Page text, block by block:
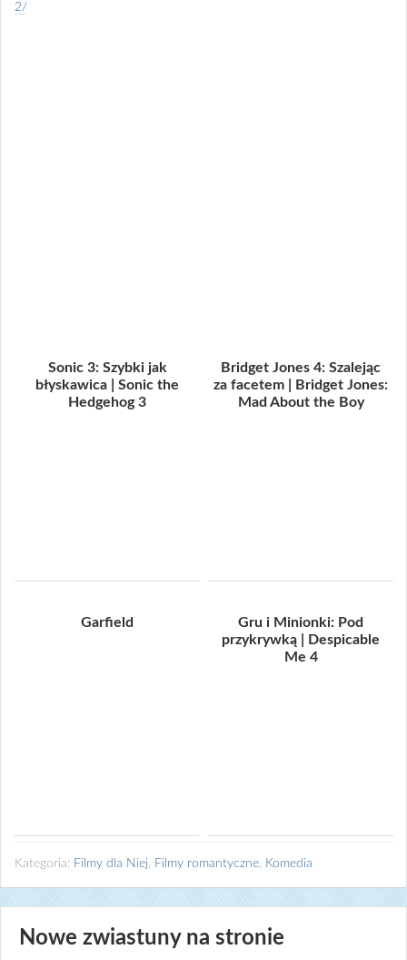
2/
Sonic 3: Szybki jak
błyskawica | Sonic the
Hedgehog 3
Bridget Jones 4: Szalejąc
za facetem | Bridget Jones:
Mad About the Boy
Garfield
Gru i Minionki: Pod
przykrywką | Despicable
Me 4
Kategoria: Filmy dla Niej, Filmy romantyczne, Komedia
Nowe zwiastuny na stronie